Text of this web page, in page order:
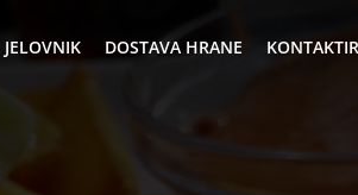
JELOVNIK DOSTAVA HRANE